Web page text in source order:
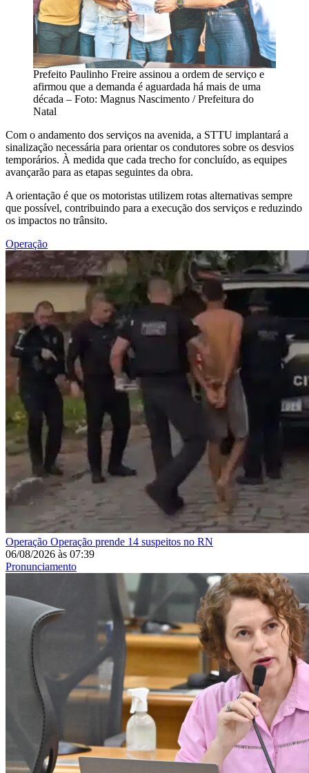
Prefeito Paulinho Freire assinou a ordem de serviço e
afirmou que a demanda é aguardada há mais de uma
década – Foto: Magnus Nascimento / Prefeitura do
Natal
Com o andamento dos serviços na avenida, a STTU implantará a
sinalização necessária para orientar os condutores sobre os desvios
temporários. À medida que cada trecho for concluído, as equipes
avançarão para as etapas seguintes da obra.
A orientação é que os motoristas utilizem rotas alternativas sempre
que possível, contribuindo para a execução dos serviços e reduzindo
os impactos no trânsito.
Operação
Operação Operação prende 14 suspeitos no RN
06/08/2026 às 07:39
Pronunciamento